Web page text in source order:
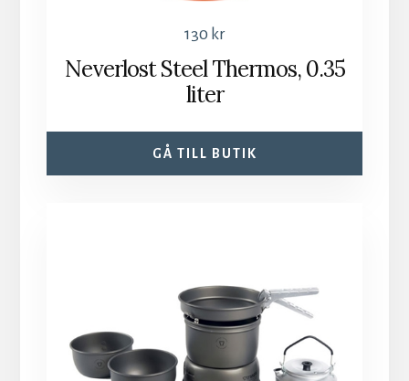
130 kr
Neverlost Steel Thermos, 0.35
liter
GÅ TILL BUTIK